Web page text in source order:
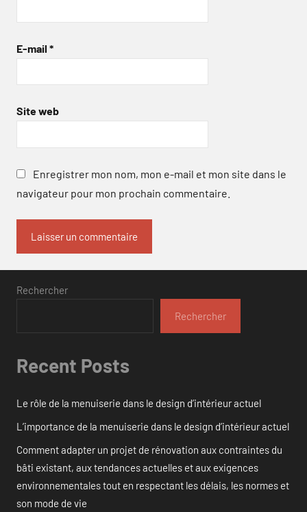
E-mail *
Site web
Enregistrer mon nom, mon e-mail et mon site dans le
navigateur pour mon prochain commentaire.
Rechercher
Rechercher
Recent Posts
Le rôle de la menuiserie dans le design d’intérieur actuel
L’importance de la menuiserie dans le design d’intérieur actuel
Comment adapter un projet de rénovation aux contraintes du
bâti existant, aux tendances actuelles et aux exigences
environnementales tout en respectant les délais, les normes et
son mode de vie